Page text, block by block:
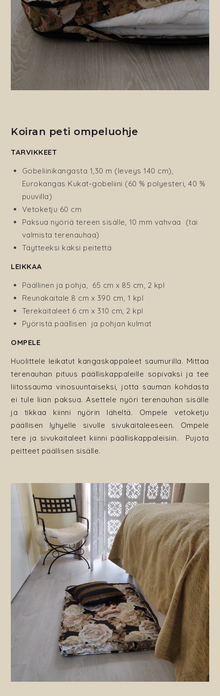
Koiran peti ompeluohje
TARVIKKEET
Gobeliinikangasta 1,30 m (leveys 140 cm),
Eurokangas Kukat-gobeliini (60 % polyesteri, 40 %
puuvilla)
Vetoketju 60 cm
Paksua nyöriä tereen sisälle, 10 mm vahvaa (tai
valmista terenauhaa)
Täytteeksi kaksi peitettä
LEIKKAA
Päällinen ja pohja, 65 cm x 85 cm, 2 kpl
Reunakaitale 8 cm x 390 cm, 1 kpl
Terekaitaleet 6 cm x 310 cm, 2 kpl
Pyöristä päällisen ja pohjan kulmat
OMPELE
Huolittele leikatut kangaskappaleet saumurilla. Mittaa
terenauhan pituus päälliskappaleille sopivaksi ja tee
liitossauma vinosuuntaiseksi, jotta sauman kohdasta
ei tule liian paksua. Asettele nyöri terenauhan sisälle
ja tikkaa kiinni nyörin läheltä. Ompele vetoketju
päällisen lyhyelle sivulle sivukaitaleeseen. Ompele
tere ja sivukaitaleet kiinni päälliskappaleisiin. Pujota
peitteet päällisen sisälle.